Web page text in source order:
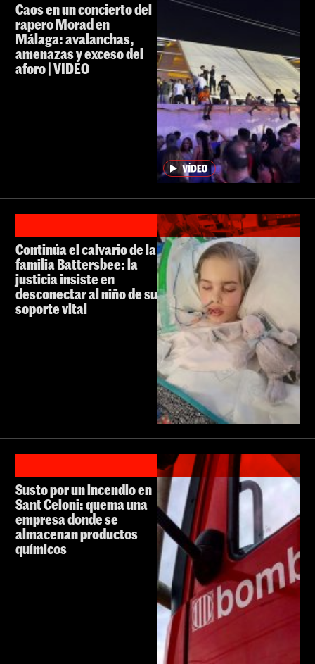
Caos en un concierto del
rapero Morad en
Málaga: avalanchas,
amenazas y exceso del
aforo | VIDEO
Continúa el calvario de la
familia Battersbee: la
justicia insiste en
desconectar al niño de su
soporte vital
Susto por un incendio en
Sant Celoni: quema una
empresa donde se
almacenan productos
químicos